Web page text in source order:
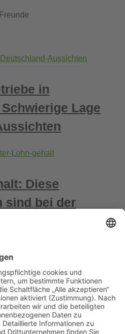
in
Lage
Diese
sind bei der
Mitarbeiters
Corona-
bis